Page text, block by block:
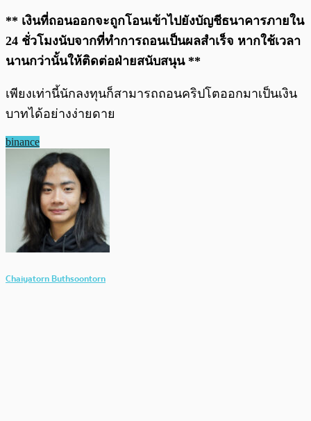
** เงินที่ถอนออกจะถูกโอนเข้าไปยังบัญชีธนาคารภายใน
24 ชั่วโมงนับจากที่ทำการถอนเป็นผลสำเร็จ หากใช้เวลา
นานกว่านั้นให้ติดต่อฝ่ายสนับสนุน **
เพียงเท่านี้นักลงทุนก็สามารถถอนคริปโตออกมาเป็นเงิน
บาทได้อย่างง่ายดาย
binance
Chaiyatorn Buthsoontorn